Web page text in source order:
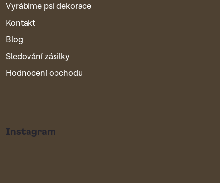
Vyrábíme psí dekorace
Kontakt
Blog
Sledování zásilky
Hodnocení obchodu
Instagram